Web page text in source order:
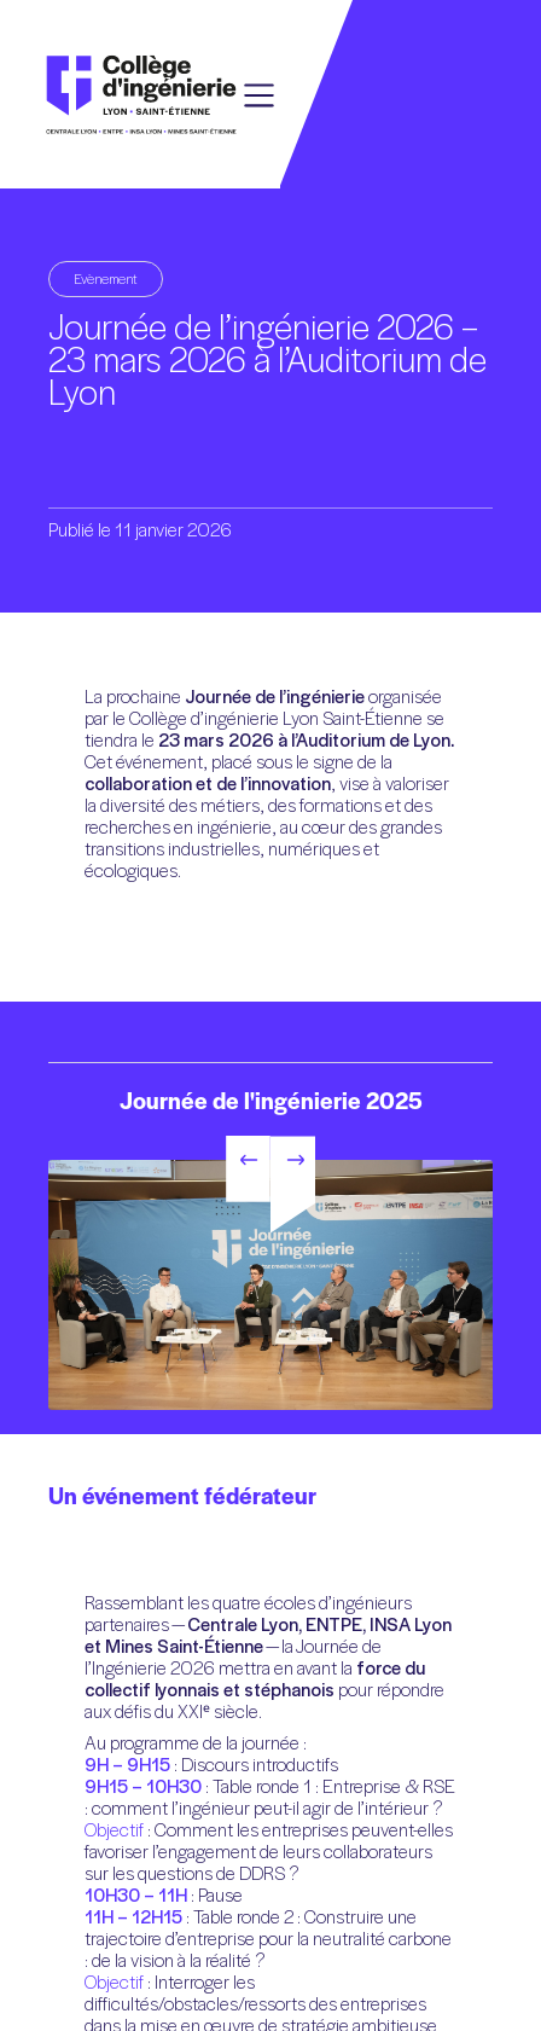
Evènement
Journéede l’ingénierie2026–
23 mars2026àl’Auditoriumde
Lyon
Publié le 11 janvier2026
La prochaine Journée de l’ingénierieorganisée
par le Collège d’ingénierie Lyon Saint-Étienne se
tiendra le 23 mars 2026 à l’Auditorium de Lyon.
Cet événement, placé sous le signe de la
collaboration et de l’innovation, vise à valoriser
la diversité des métiers, des formations et des
recherches en ingénierie, au cœur des grandes
transitions industrielles, numériques et
écologiques.
Journéedel'ingénierie2025
Unévénementfédérateur
Rassemblant les quatre écoles d’ingénieurs
partenaires —Centrale Lyon, ENTPE, INSA Lyon
et Mines Saint-Étienne— la Journée de
l’Ingénierie 2026 mettra en avant la force du
collectif lyonnais et stéphanois pour répondre
aux défis du XXIᵉ siècle.
Au programme de la journée :
9H – 9H15: Discours introductifs
9H15 – 10H30: Table ronde 1 : Entreprise & RSE
: comment l’ingénieur peut-il agir de l’intérieur ?
Objectif: Comment les entreprises peuvent-elles
favoriser l’engagement de leurs collaborateurs
sur les questions de DDRS ?
10H30 – 11H: Pause
11H – 12H15: Table ronde 2 : Construire une
trajectoire d’entreprise pour la neutralité carbone
: de la vision à la réalité ?
Objectif: Interroger les
difficultés/obstacles/ressorts des entreprises
dans la mise en œuvre de stratégie ambitieuse